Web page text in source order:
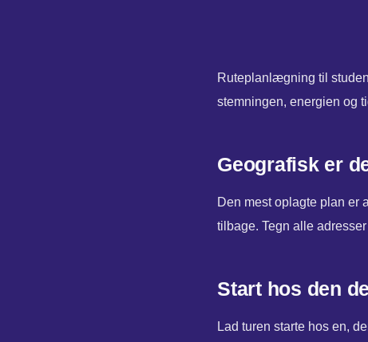
Ruteplanlægning til
stemningen, energien og
Geografisk er
Den mest oplagte plan er
tilbage. Tegn alle
Start hos den
Lad turen starte hos en,